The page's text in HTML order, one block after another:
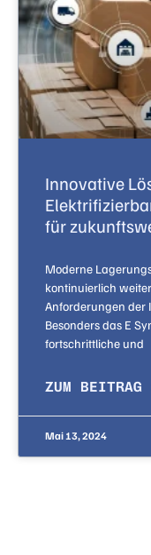
Innovative
für
Moderne
kontinuierlich
Anforderungen der
Besonders das E
fortschrittliche und
ZUM BEITRAG
Mai 13, 2024